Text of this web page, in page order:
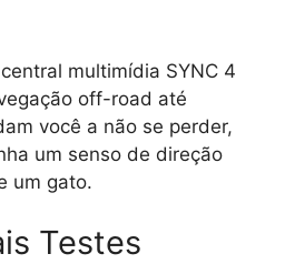
multimídia SYNC 4
off-road até
você a não se perder,
um senso de direção
um gato.
Testes